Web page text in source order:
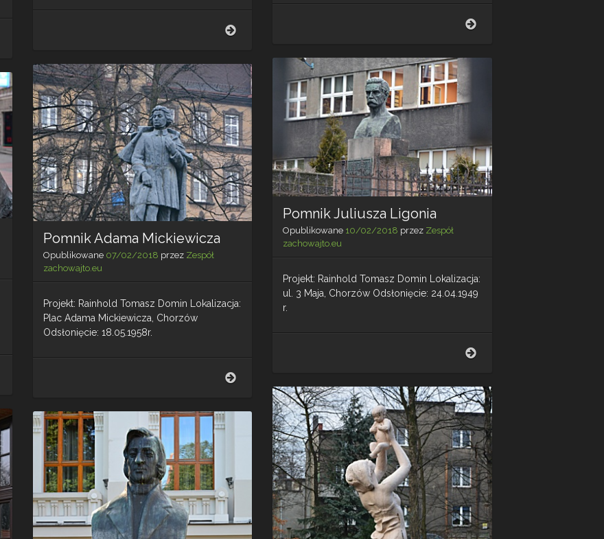
Polskich
Polskiego
żydowskiej
Chorzowa
Pomnik Juliusza Ligonia
Opublikowane 10/02/2018 przez Zespół
zachowajto.eu
Projekt: Rainhold Tomasz Domin Lokalizacja:
ul. 3 Maja, Chorzów Odsłonięcie: 24.04.1949
r.
Pomnik Adama Mickiewicza
Opublikowane 07/02/2018 przez Zespół
zachowajto.eu
Projekt: Rainhold Tomasz Domin Lokalizacja:
Plac Adama Mickiewicza, Chorzów
Odsłonięcie: 18.05.1958r.
Mickiewicza